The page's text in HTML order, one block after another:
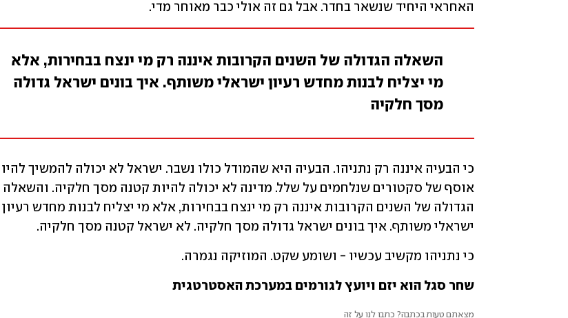
האחראי היחיד שנשאר בחדר. אבל גם זה אולי כבר מאוחר מדי.
השאלה הגדולה של השנים הקרובות איננה רק מי ינצח בבחירות, אלא
מי יצליח לבנות מחדש רעיון ישראלי משותף. איך בונים ישראל גדולה
מסך חלקיה
ישראלי משותף. איך בונים ישראל גדולה מסך חלקיה. לא ישראל קטנה מסך חלקיה.
כי נתניהו מקשיב עכשיו - ושומע שקט. המוזיקה נגמרה.
שחר סגל הוא יזם ויועץ לגורמים במערכת האסטרטגית
מצאתם טעות בכתבה? כתבו לנו על זה